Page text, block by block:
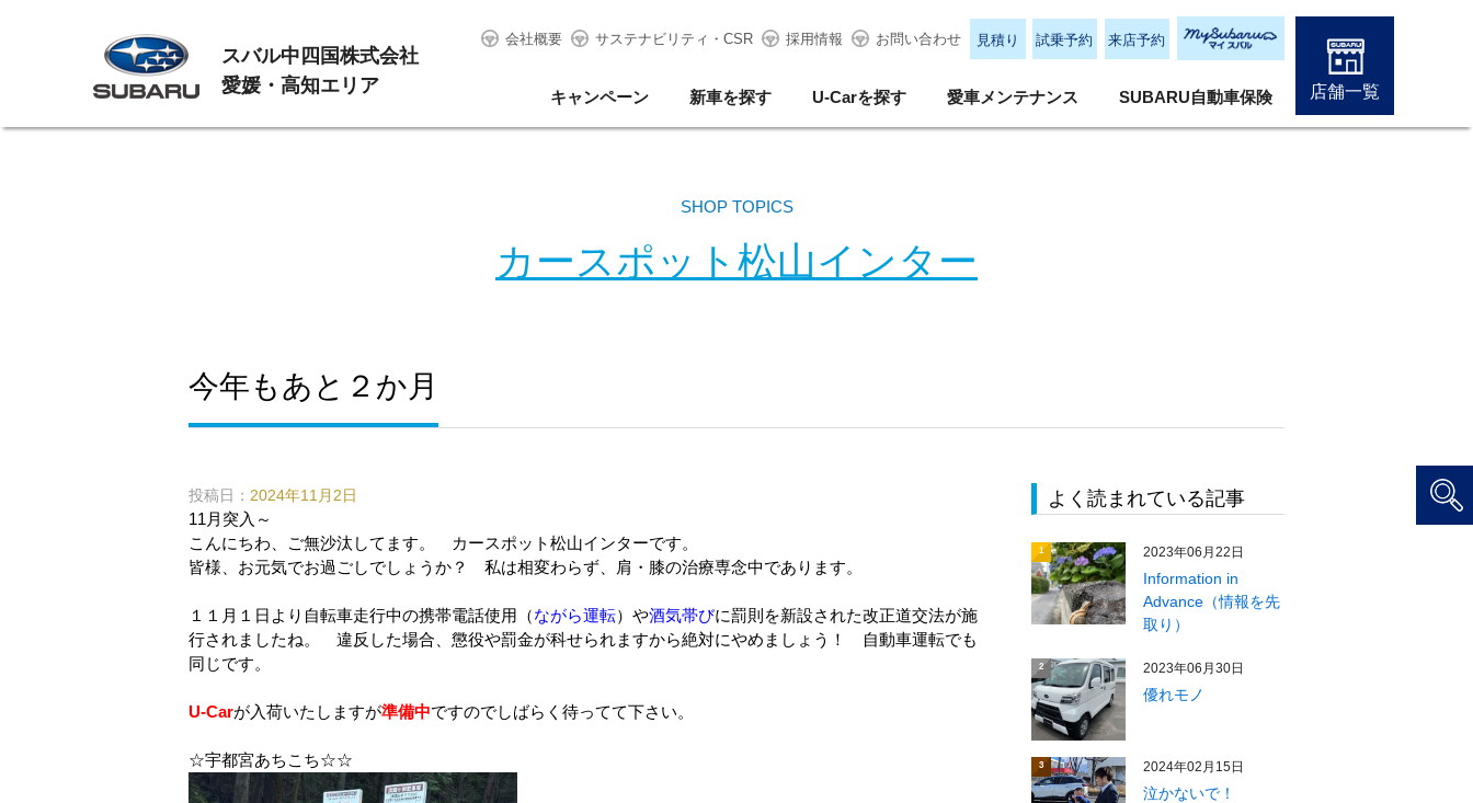
スバル中四国株式会社
愛媛・高知エリア
会社概要 サステナビリティ・CSR 採用情報 お問い合わせ 見積り 試乗予約 来店予約
キャンペーン 新車を探す U-Carを探す 愛車メンテナンス SUBARU自動車保険 店舗一覧
SHOP TOPICS
カースポット松山インター
今年もあと２か月
投稿日： 2024年11月2日
11月突入～
こんにちわ、ご無沙汰してます。 カースポット松山インターです。
皆様、お元気でお過ごしでしょうか？ 私は相変わらず、肩・膝の治療専念中であります。
１１月１日より自転車走行中の携帯電話使用（ながら運転）や酒気帯びに罰則を新設された改正道交法が施
行されましたね。 違反した場合、懲役や罰金が科せられますから絶対にやめましょう！ 自動車運転でも
同じです。
U-Carが入荷いたしますが準備中ですのでしばらく待ってて下さい。
☆宇都宮あちこち☆☆
よく読まれている記事
1 2023年06月22日
Information in
Advance（情報を先
取り）
2 2023年06月30日
優れモノ
3 2024年02月15日
泣かないで！